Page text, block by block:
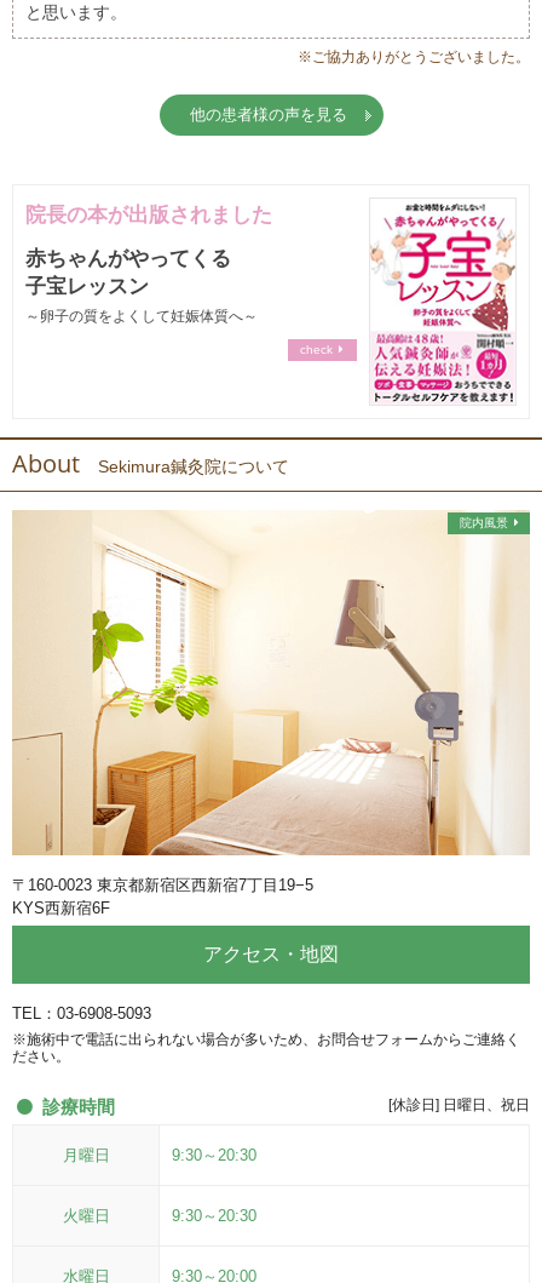
と思います。
※ご協力ありがとうございました。
他の患者様の声を見る
院長の本が出版されました
赤ちゃんがやってくる
子宝レッスン
～卵子の質をよくして妊娠体質へ～
check
About Sekimura鍼灸院について
院内風景
〒160-0023 東京都新宿区西新宿7丁目19−5
KYS西新宿6F
アクセス・地図
TEL：03-6908-5093
※施術中で電話に出られない場合が多いため、お問合せフォームからご連絡く
ださい。
診療時間 [休診日] 日曜日、祝日
月曜日 9:30～20:30
火曜日 9:30～20:30
水曜日 9:30～20:00